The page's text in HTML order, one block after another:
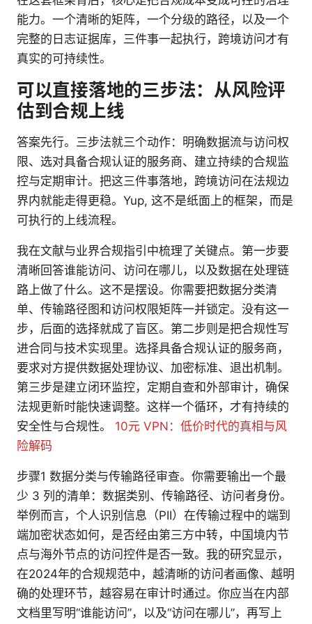
能力。一个清晰的矩阵，一个分级的路径，以及一个
完整的日志证据库，三件事一起执行，跨境访问才有
真实的可持续性。
可以直接落地的三步法：从风险评
估到合规上线
答案先行。三步法就三个动作：明确数据流与访问权
限、选对具备合规认证的服务商、建立持续的合规监
控与定期审计。把这三件事落地，跨境访问在法规边
界内就能走得更稳。Yup, 这不是纸面上的框架，而是
可执行的上线流程。
我在文献与业界合规指引中梳理了关键点。第一步要
清晰回答谁能访问、访问在哪儿，以及数据在处理链
路上做了什么。这不是摆设。你需要把数据分类清
单、传输路径图和访问权限矩阵一并锁定。没有这一
步，后面的选择就成了盲区。第二步则是把合规性写
进合同与技术实现里。选择具备合规认证的服务商，
要求对方提供数据处理协议、加密标准、退出机制。
第三步是建立闭环监控，定期自查和外部审计，确保
法规更新时能快速调整。这样一个循环，才有持续的
安全性与合规性。 10元 VPN：低价时代的真相与风
险解码
步骤1 数据分类与传输路径审查。你需要输出一个最
少 3 列的清单：数据类别、传输路径、访问者身份。
举例而言，个人识别信息（PII）在传输过程中的端到
端加密状态如何，是否经由第三方中转，中国境内节
点与海外节点的访问控件是否一致。我的研究显示，
在2024年的合规规范中，越清晰的访问者画像、越明
确的处理环节，越容易在审计时通过。你应当在内部
文档里写明“谁能访问”，以及“访问在哪儿”，再写上